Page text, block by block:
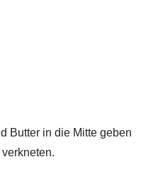
Butter in die Mitte geben